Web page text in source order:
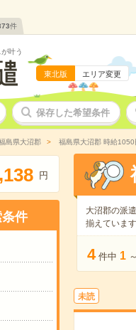
件
叶う
東北版 エリア変更
保存した希望条件
島県大沼郡 福島県大沼郡 時給
138 円
件 大沼郡の派
揃えていま
4 件中 1 ～
未読